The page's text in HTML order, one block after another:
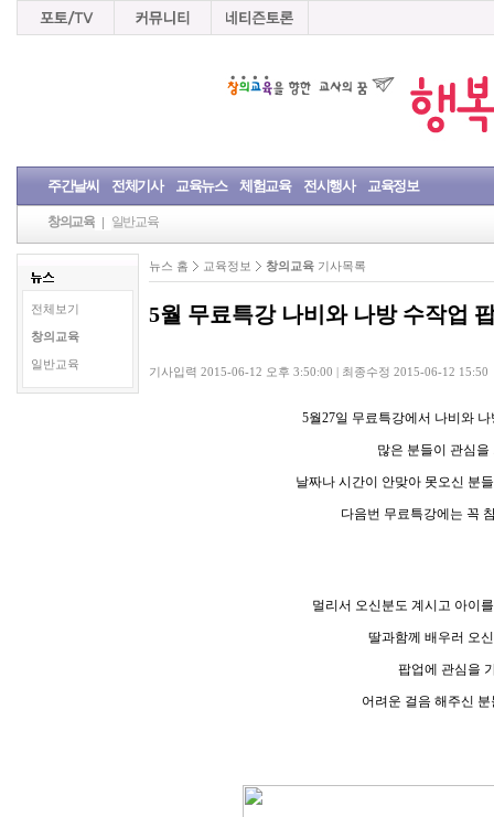
주간날씨 전체기사 교육뉴스 체험교육 전시행사 교육정보
창의교육 일반교육
전체보기
창의교육
일반교육
뉴스 홈 교육정보 창의교육 기사목록
5월 무료특강 나비와 나방 수작업
기사입력 2015-06-12 오후 3:50:00 | 최종수정 2015-06-12 15:50
5월27일 무료특강에서 나비와
많은 분들이 관심을
날짜나 시간이 안맞아 못오신 분
다음번 무료특강에는 꼭
멀리서 오신분도 계시고 아이
딸과함께 배우러 오
팝업에 관심을
어려운 걸음 해주신